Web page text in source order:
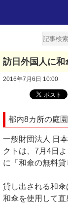
訪日外国人に
2016年7月6日 10:00
都内8カ所の庭
一般財団法人 日
クトは、7月4日
に「和傘の無料貸
貸し出される和
和傘を使用して